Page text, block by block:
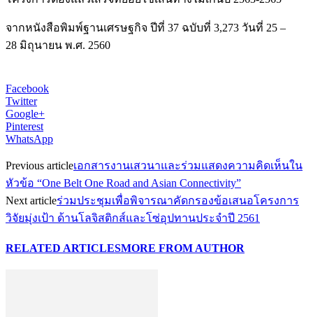
จากหนังสือพิมพ์ฐานเศรษฐกิจ ปีที่ 37 ฉบับที่ 3,273 วันที่ 25 –
28 มิถุนายน พ.ศ. 2560
Facebook
Twitter
Google+
Pinterest
WhatsApp
Previous articleเอกสารงานเสวนาและร่วมแสดงความคิดเห็นใน
หัวข้อ “One Belt One Road and Asian Connectivity”
Next articleร่วมประชุมเพื่อพิจารณาคัดกรองข้อเสนอโครงการ
วิจัยมุ่งเป้า ด้านโลจิสติกส์และโซ่อุปทานประจำปี 2561
RELATED ARTICLESMORE FROM AUTHOR